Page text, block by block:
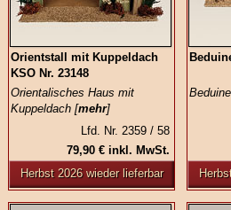
Orientstall mit Kuppeldach
KSO Nr. 23148
Orientalisches Haus mit
Kuppeldach [mehr]
Lfd. Nr. 2359 / 58
79,90 € inkl. MwSt.
Herbst 2026 wieder lieferbar